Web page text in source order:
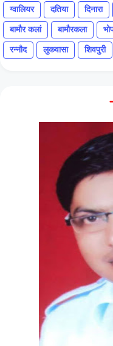
ग्वालियर दतिया दिनारा
बामौर कलां
बामौरकला
रन्नौद
लुकवासा शिवपुरी